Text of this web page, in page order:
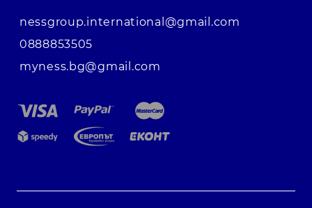
nessgroup.international@gmail.com
0888853505
myness.bg@gmail.com